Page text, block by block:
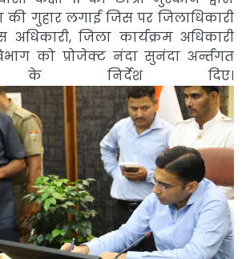
की गुहार लगाई जिस पर जिलाधिकारी
जिला कार्यक्रम अधिकारी
को प्रोजेक्ट नंदा सुनंदा अर्न्तगत
के निर्देश दिए।